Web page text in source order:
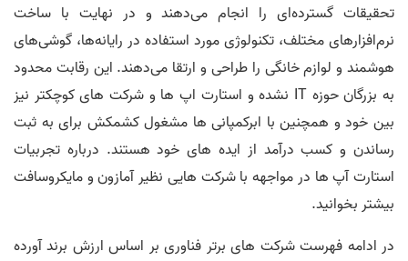
تحقیقات گسترده‌ای را انجام می‌دهند و در نهایت با ساخت
نرم‌افزارهای مختلف، تکنولوژی مورد استفاده در رایانه‌ها، گوشی‌های
هوشمند و لوازم خانگی را طراحی و ارتقا می‌دهند. این رقابت محدود
به بزرگان حوزه IT نشده و استارت اپ ها و شرکت های کوچکتر نیز
بین خود و همچنین با ابرکمپانی ها مشغول کشمکش برای به ثبت
رساندن و کسب درآمد از ایده های خود هستند. درباره تجربیات
استارت آپ ها در مواجهه با شرکت هایی نظیر آمازون و مایکروسافت
بیشتر بخوانید.
در ادامه فهرست شرکت های برتر فناوری بر اساس ارزش برند آورده